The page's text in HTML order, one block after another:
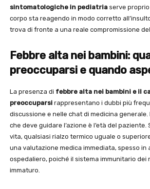
sintomatologiche in pediatria serve
corpo sta reagendo in modo corretto
trova di fronte a una reale compromissione
Febbre alta nei bambini:
preoccuparsi e quando
La presenza di febbre alta nei bambini e il
preoccuparsi rappresentano i dubbi più
discussione e nelle chat di medicina
che deve guidare l’azione è l’età del paziente.
vita, qualsiasi rialzo termico uguale o
una valutazione medica immediata, spesso in
ospedaliero, poiché il sistema immunitario dei
immaturo.